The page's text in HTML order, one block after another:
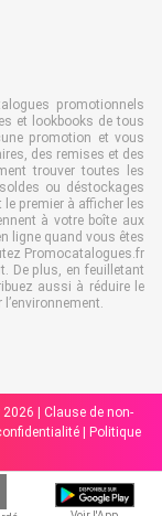
promotionnels
et lookbooks de tous
promotion et vous
des remises et des
trouver toutes les
ou déstockages
premier à afficher les
à votre boîte aux
ligne quand vous êtes
Promocatalogues.fr
De plus, en feuilletant
aussi à réduire le
| Clause de non-
Politique